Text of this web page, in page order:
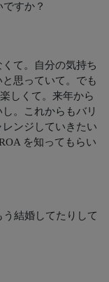
すか？
て。自分の気持ち
思っていて。でも
しくて。来年から
。これからもバリ
ンジしていきたい
を知ってもらい
結婚してたりして